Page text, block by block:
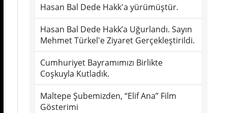
Hasan Bal Dede Hakk'a yürümüştür.
Hasan Bal Dede Hakk’a Uğurlandı. Sayın
Mehmet Türkel'e Ziyaret Gerçekleştirildi.
Cumhuriyet Bayramımızı Birlikte
Coşkuyla Kutladık.
Maltepe Şubemizden, “Elif Ana” Film
Gösterimi